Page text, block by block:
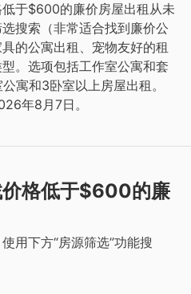
于$600的廉价房屋出租从未
搜索（非常适合找到廉价公
的公寓出租、宠物友好的租
。选项包括工作室公寓和套
寓和3卧室以上房屋出租。
年8月7日。
格低于$600的廉
用下方“房源筛选”功能搜